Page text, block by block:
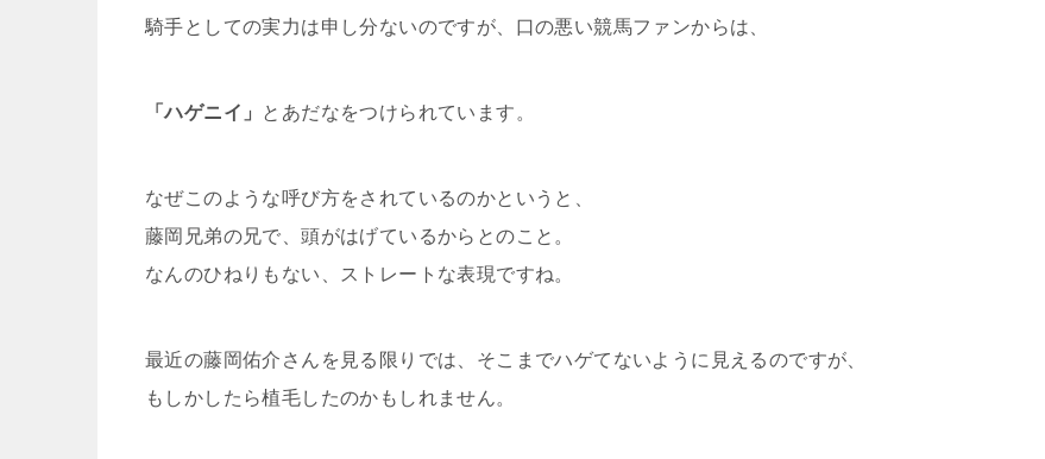
騎手としての実力は申し分ないのですが、口の悪い競馬ファンからは、
「ハゲニイ」 とあだなをつけられています。
なぜこのような呼び方をされているのかというと、
藤岡兄弟の兄で、頭がはげているからとのこと。
なんのひねりもない、ストレートな表現ですね。
最近の藤岡佑介さんを見る限りでは、そこまでハゲてないように見えるのですが、
もしかしたら植毛したのかもしれません。